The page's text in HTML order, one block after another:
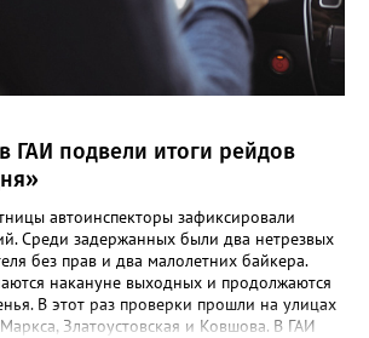
ГАИ подвели итоги рейдов
автоинспекторы зафиксировали
Среди задержанных были два нетрезвых
без прав и два малолетних байкера.
накануне выходных и продолжаются
В этот раз проверки прошли на улицах
Златоустовская и Ковшова. В ГАИ